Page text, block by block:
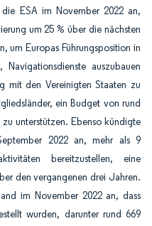
ESA im November 2022 an,
um 25 % über die nächsten
um Europas Führungsposition in
auszubauen
mit den Vereinigten Staaten zu
ein Budget von rund
unterstützen. Ebenso kündigte
2022 an, mehr als 9
bereitzustellen, eine
den vergangenen drei Jahren.
im November 2022 an, dass
wurden, darunter rund 669